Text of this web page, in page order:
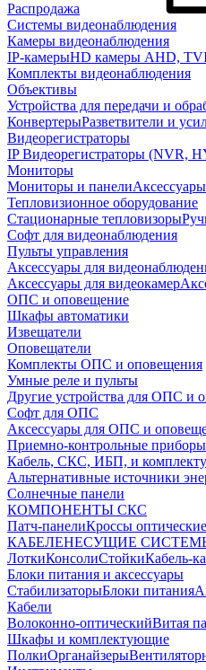
Распродажа
Системы видеонаблюдения
Камеры видеонаблюдения
IP-камерыHD камеры AHD,
Комплекты видеонаблюдения
Объективы
Устройства для передачи и
КонвертерыРазветвители и
Видеорегистраторы
IP Видеорегистраторы (NVR,
Мониторы
Мониторы и панели
Тепловизионное оборудование
Стационарные тепловизоры
Софт для видеонаблюдения
Пульты управления
Аксессуары для
Аксессуары для видеокамер
ОПС и оповещение
Шкафы автоматики
Извещатели
Оповещатели
Комплекты ОПС и оповещения
Умные реле и пульты
Другие устройства для ОПС и
Софт для ОПС
Аксессуары для ОПС и
Приемно-контрольные приборы
Кабель, СКС, ИБП, и
Альтернативные источники
Солнечные панели
КОМПОНЕНТЫ СКС
Патч-панелиКроссы оптические
КАБЕЛЕНЕСУЩИЕ
ЛоткиКонсолиСтойкиКабель-
Блоки питания и аксессуары
СтабилизаторыБлоки питания
Кабели
Волоконно-оптическийВитая
Шкафы и комплектующие
ПолкиОрганайзеры